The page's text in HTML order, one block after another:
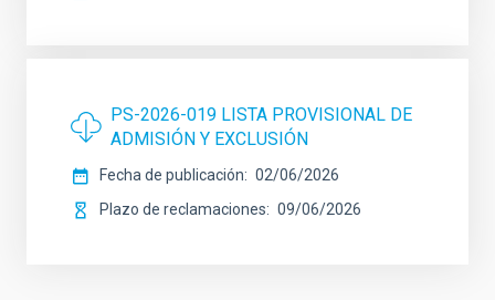
PS-2026-019 LISTA PROVISIONAL DE
ADMISIÓN Y EXCLUSIÓN
Fecha de publicación
02/06/2026
Plazo de reclamaciones
09/06/2026